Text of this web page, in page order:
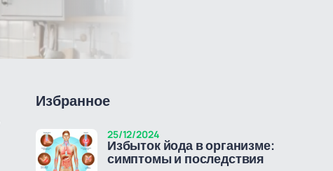
Избранное
Избыток йода в организме:
симптомы и последствия
25/12/2024